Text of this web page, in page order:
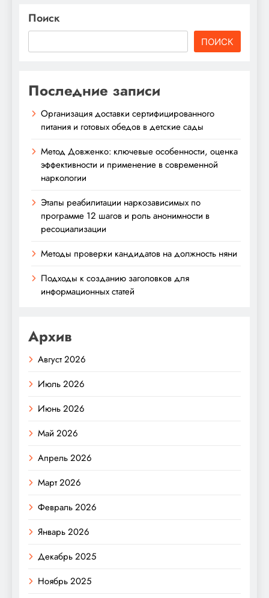
Поиск
ПОИСК
Последние записи
Организация доставки сертифицированного
питания и готовых обедов в детские сады
Метод Довженко: ключевые особенности, оценка
эффективности и применение в современной
наркологии
Этапы реабилитации наркозависимых по
программе 12 шагов и роль анонимности в
ресоциализации
Методы проверки кандидатов на должность няни
Подходы к созданию заголовков для
информационных статей
Архив
Август 2026
Июль 2026
Июнь 2026
Май 2026
Апрель 2026
Март 2026
Февраль 2026
Январь 2026
Декабрь 2025
Ноябрь 2025